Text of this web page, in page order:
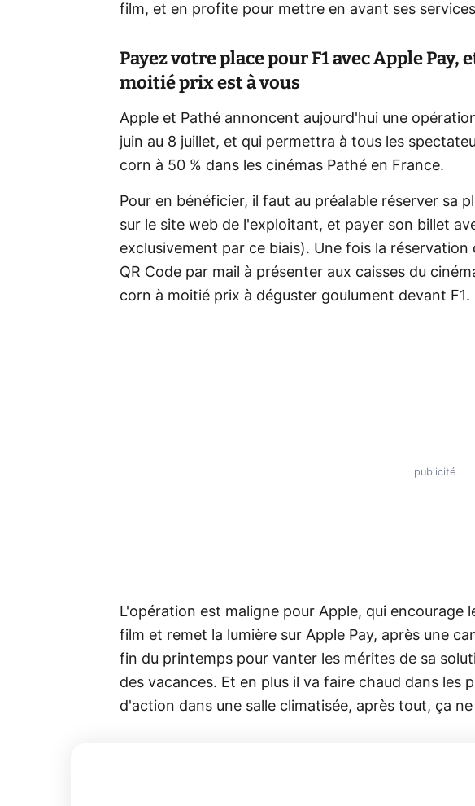
film, et en profite pour mettre en avant ses
Payez votre place pour F1 avec Apple Pay,
moitié prix est à vous
Apple et Pathé annoncent aujourd'hui une
juin au 8 juillet, et qui permettra à tous les
corn à 50 % dans les cinémas Pathé en France.
Pour en bénéficier, il faut au préalable réserver sa
sur le site web de l'exploitant, et payer son billet
exclusivement par ce biais). Une fois la
QR Code par mail à présenter aux caisses du
corn à moitié prix à déguster goulument devant F1.
L'opération est maligne pour Apple, qui encourage
film et remet la lumière sur Apple Pay, après une
fin du printemps pour vanter les mérites de sa
des vacances. Et en plus il va faire chaud dans les
d'action dans une salle climatisée, après tout, ça